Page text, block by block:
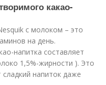
какао-
с молоком – это
на день.
напитка составляет
1,5%-жирности ). Это
напиток даже